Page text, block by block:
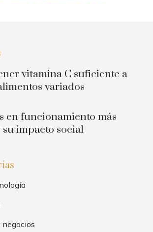
vitamina C suficiente a
variados
en funcionamiento más
su impacto social
negocios